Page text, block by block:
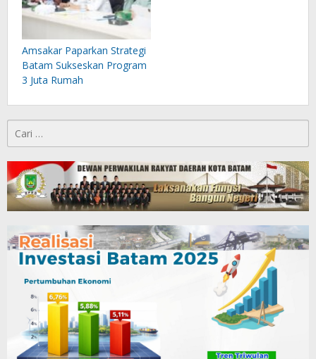
Amsakar Paparkan Strategi
Batam Sukseskan Program
3 Juta Rumah
untuk: